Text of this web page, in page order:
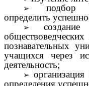
подбор
определить
познавательных
учащихся через
деятельность;
определения